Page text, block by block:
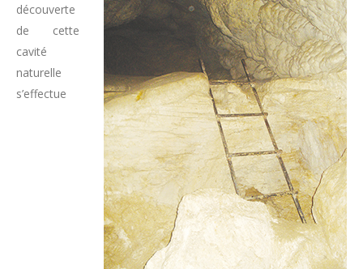
découverte
de cette
cavité
naturelle
s’effectue